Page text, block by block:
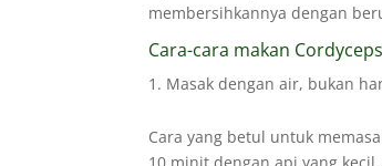
membersihkannya dengan
Cara-cara makan
Masak dengan air, bukan
Cara yang betul untuk